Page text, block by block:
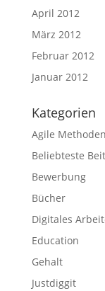
April 2012
März 2012
Februar 2012
Januar 2012
Kategorien
Agile Methoden
Beliebteste
Bewerbung
Bücher
Digitales
Education
Gehalt
Justdiggit